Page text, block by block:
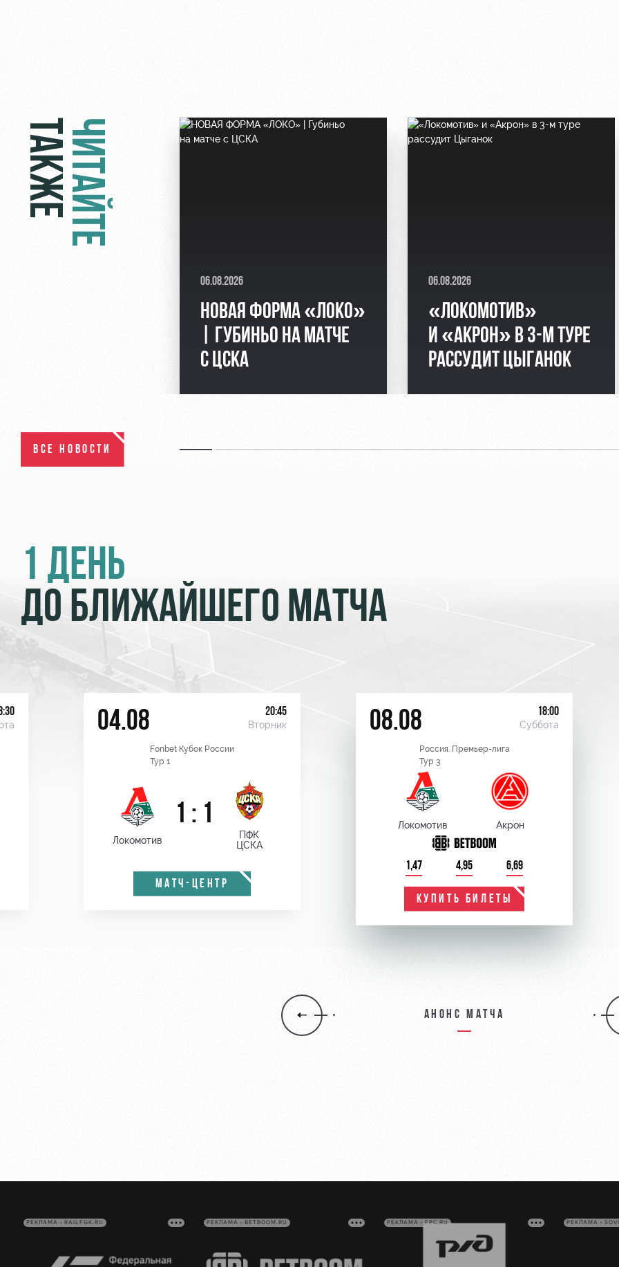
ЧИТАЙТЕ
ТАКЖЕ
06.08.2026
НОВАЯ ФОРМА «ЛОКО»
| ГУБИНЬО НА МАТЧЕ
С ЦСКА
06.08.2026
«ЛОКОМОТИВ»
И «АКРОН» В 3-М ТУРЕ
РАССУДИТ ЦЫГАНОК
ВСЕ НОВОСТИ
1 ДЕНЬ
ДО БЛИЖАЙШЕГО МАТЧА
04.08 20:45
Вторник
Fonbet Кубок России
Тур 1
Локомотив
1 : 1
ПФК
ЦСКА
МАТЧ-ЦЕНТР
08.08 18:00
Суббота
Россия. Премьер-лига
Тур 3
Локомотив Акрон
1,47 4,95 6,69
КУПИТЬ БИЛЕТЫ
Анонс матча
РЕКЛАМА • RAILFGK.RU РЕКЛАМА • BETBOOM.RU РЕКЛАМА • FPC.RU РЕКЛАМА •